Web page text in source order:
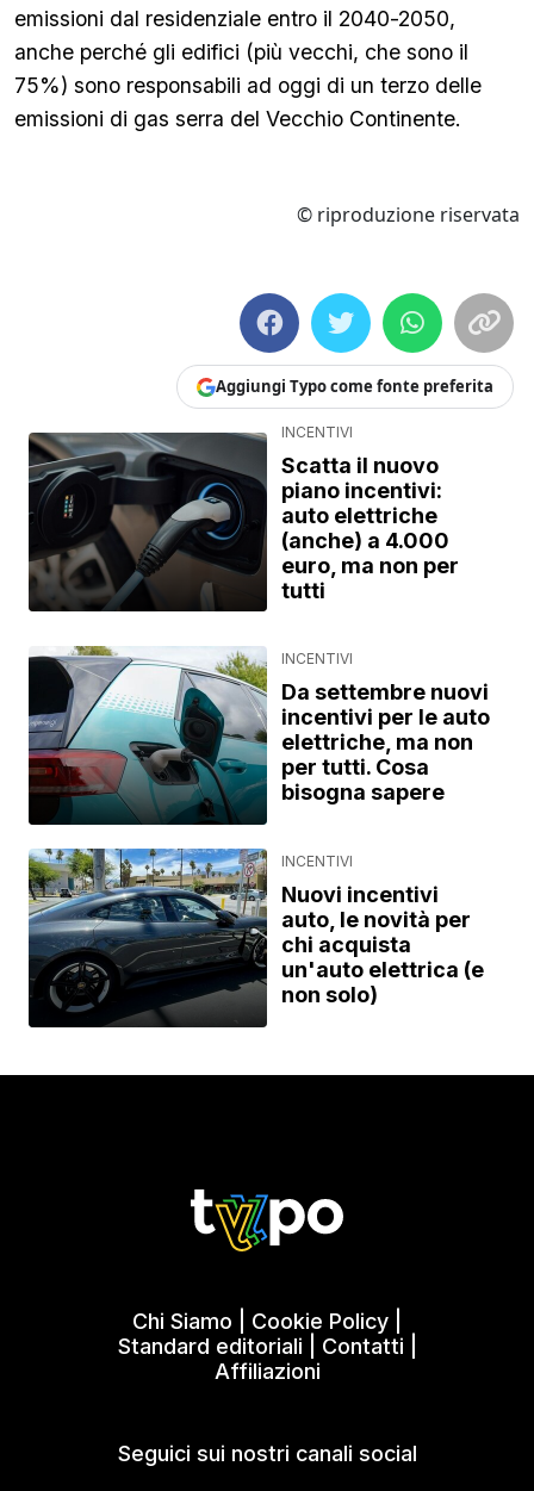
emissioni dal residenziale entro il 2040-2050,
anche perché gli edifici (più vecchi, che sono il
75%) sono responsabili ad oggi di un terzo delle
emissioni di gas serra del Vecchio Continente.
© riproduzione riservata
Aggiungi Typo come fonte preferita
INCENTIVI
Scatta il nuovo
piano incentivi:
auto elettriche
(anche) a 4.000
euro, ma non per
tutti
INCENTIVI
Da settembre nuovi
incentivi per le auto
elettriche, ma non
per tutti. Cosa
bisogna sapere
INCENTIVI
Nuovi incentivi
auto, le novità per
chi acquista
un'auto elettrica (e
non solo)
Chi Siamo Cookie Policy
Standard editoriali
Contatti
Affiliazioni
Seguici sui nostri canali social